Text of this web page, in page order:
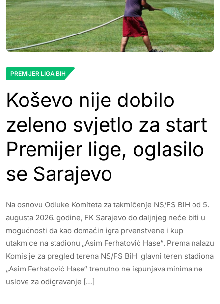
PREMIJER LIGA BIH
Koševo nije dobilo
zeleno svjetlo za start
Premijer lige, oglasilo
se Sarajevo
Na osnovu Odluke Komiteta za takmičenje NS/FS BiH od 5.
augusta 2026. godine, FK Sarajevo do daljnjeg neće biti u
mogućnosti da kao domaćin igra prvenstvene i kup
utakmice na stadionu „Asim Ferhatović Hase“. Prema nalazu
Komisije za pregled terena NS/FS BiH, glavni teren stadiona
„Asim Ferhatović Hase“ trenutno ne ispunjava minimalne
uslove za odigravanje […]